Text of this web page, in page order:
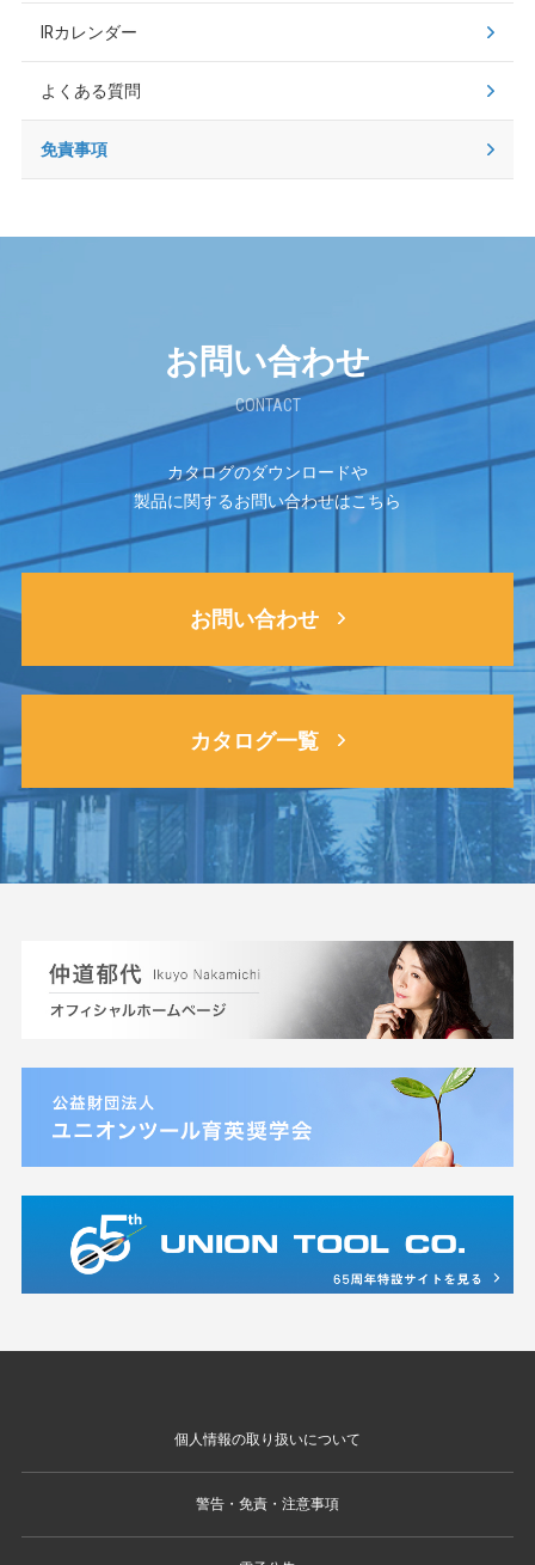
IRカレンダー
よくある質問
免責事項
お問い合わせ
CONTACT
カタログのダウンロードや
製品に関するお問い合わせはこちら
お問い合わせ
カタログ一覧
個人情報の取り扱いについて
警告・免責・注意事項